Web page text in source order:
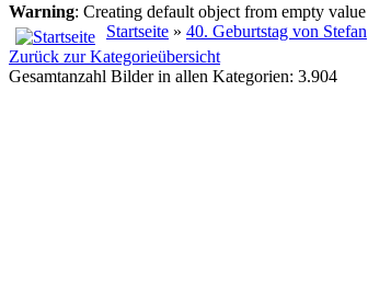
Warning: Creating default object from empty
Startseite » 40. Geburtstag von Stefan
Zurück zur Kategorieübersicht
Gesamtanzahl Bilder in allen Kategorien: 3.904